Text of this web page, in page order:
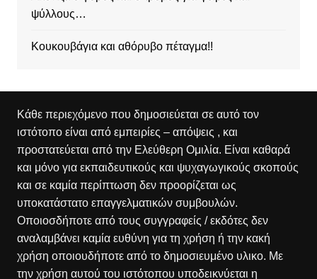
ψύλλους…
Κουκουβάγια και αθόρυβο πέταγμα!!
Κάθε περιεχόμενο που δημοσιεύεται σε αυτό τον
ιστότοπο είναι από εμπειρίες – απόψεις , και
προστατεύεται από την Ελεύθερη Ομιλία. Είναι καθαρά
και μόνο για εκπαιδευτικούς και ψυχαγωγικούς σκοπούς
και σε καμία περίπτωση δεν προορίζεται ως
υποκατάστατο επαγγελματικών συμβουλών.
Οποιοσδήποτε από τους συγγραφείς / εκδότες δεν
αναλαμβάνει καμία ευθύνη για τη χρήση ή την κακή
χρήση οποιουδήποτε από το δημοσιευμένο υλικο. Με
την χρήση αυτού του ιστότοπου υποδεικνύεται η